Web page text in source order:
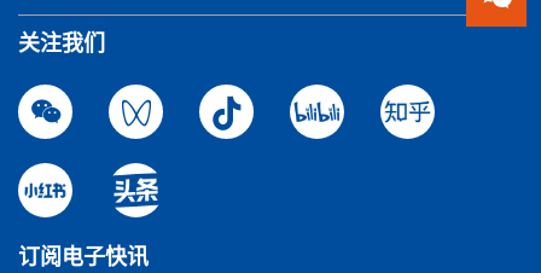
关注我们
订阅电子快讯